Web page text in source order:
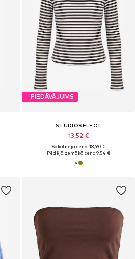
PIEDĀVĀJUMS
STUDIOSELECT
13,52 €
Sākotnējā cena: 18,90 €
Pēdējā zemākā cena:9,54 €